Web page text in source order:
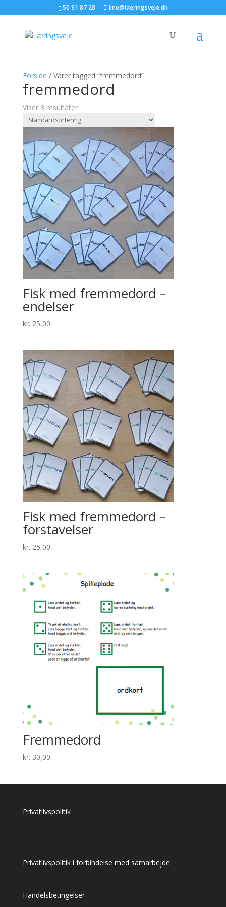
50 91 87 28 line@laeringsveje.dk
Forside / Varer tagged “fremmedord”
fremmedord
Viser 3 resultater
Fisk med fremmedord –
endelser
kr. 25,00
Fisk med fremmedord –
forstavelser
kr. 25,00
Fremmedord
kr. 30,00
Privatlivspolitik
Privatlivspolitik i forbindelse med samarbejde
Handelsbetingelser